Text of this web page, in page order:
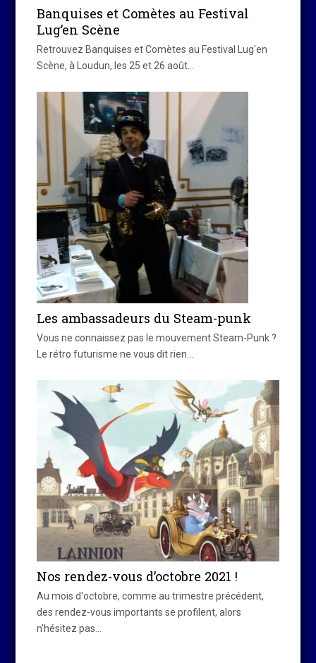
Banquises et Comètes au Festival
Lug’en Scène
Retrouvez Banquises et Comètes au Festival Lug'en
Scène, à Loudun, les 25 et 26 août…
Les ambassadeurs du Steam-punk
Vous ne connaissez pas le mouvement Steam-Punk ?
Le rétro futurisme ne vous dit rien…
Nos rendez-vous d’octobre 2021 !
Au mois d'octobre, comme au trimestre précédent,
des rendez-vous importants se profilent, alors
n'hésitez pas…